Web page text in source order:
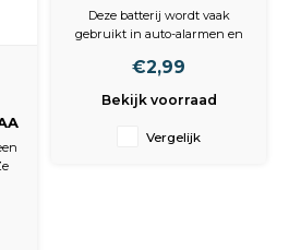
Alkaline 6Volt
38mAh
Deze batterij wordt vaak
gebruikt in auto-alarmen en
inbraakalarmsystemen. 11A,
€2,99
Bekijk voorraad
Vergelijk